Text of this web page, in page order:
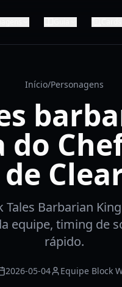
Início/Personagens
do
Barbarian
equipe, timing de
rápido.
2026-05-04 Equipe Block